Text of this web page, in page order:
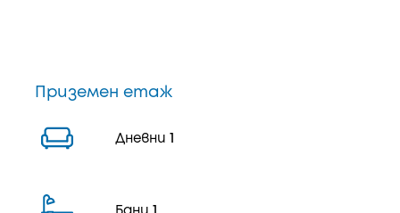
Приземен етаж
Дневни